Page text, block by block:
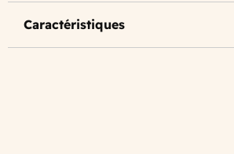
Caractéristiques